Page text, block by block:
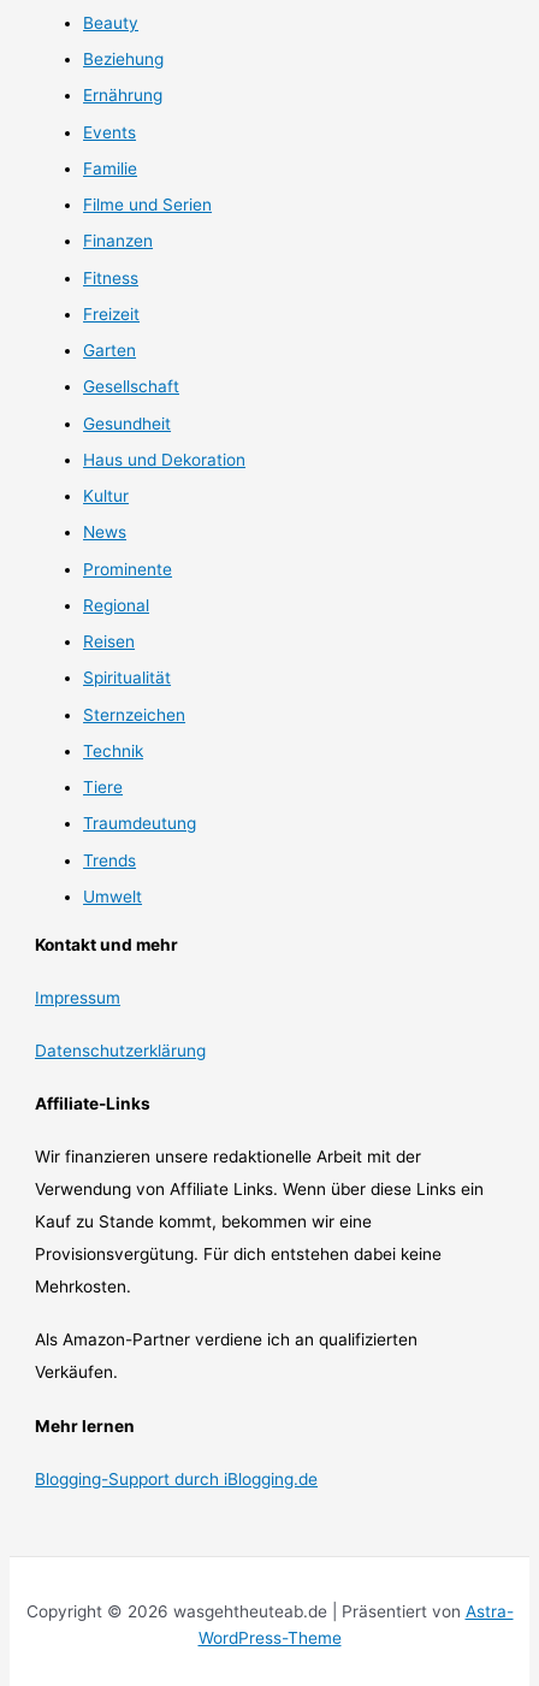
Beauty
Beziehung
Ernährung
Events
Familie
Filme und Serien
Finanzen
Fitness
Freizeit
Garten
Gesellschaft
Gesundheit
Haus und Dekoration
Kultur
News
Prominente
Regional
Reisen
Spiritualität
Sternzeichen
Technik
Tiere
Traumdeutung
Trends
Umwelt
Kontakt und mehr
Impressum
Datenschutzerklärung
Affiliate-Links
Wir finanzieren unsere redaktionelle Arbeit mit der
Verwendung von Affiliate Links. Wenn über diese Links ein
Kauf zu Stande kommt, bekommen wir eine
Provisionsvergütung. Für dich entstehen dabei keine
Mehrkosten.
Als Amazon-Partner verdiene ich an qualifizierten
Verkäufen.
Mehr lernen
Blogging-Support durch iBlogging.de
Copyright © 2026 wasgehtheuteab.de | Präsentiert von Astra-
WordPress-Theme